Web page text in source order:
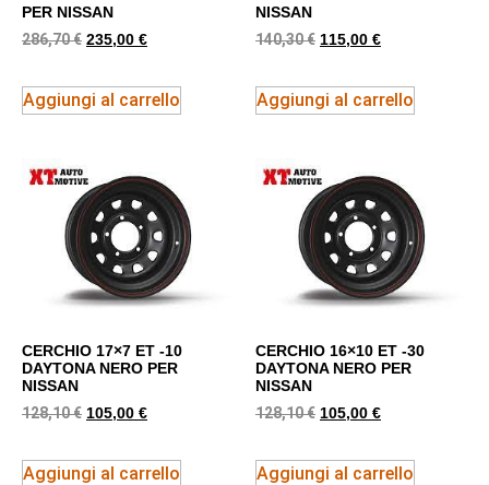
PER NISSAN
286,70€ 235,00 €
Aggiungi al carrello
NISSAN
140,30€ 115,00 €
Aggiungi al carrello
CERCHIO 17×7 ET -10
DAYTONA NERO PER
NISSAN
128,10€ 105,00 €
Aggiungi al carrello
CERCHIO 16×10 ET -30
DAYTONA NERO PER
NISSAN
128,10€ 105,00 €
Aggiungi al carrello